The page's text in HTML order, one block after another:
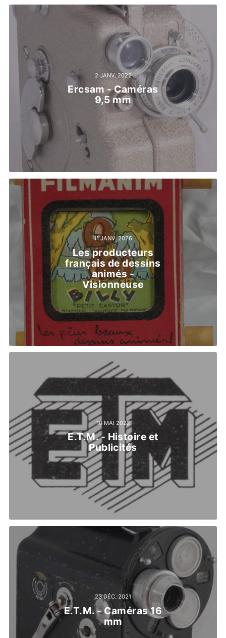
2 JANV. 2022
Ercsam - Caméras
9,5 mm
11 JANV. 2026
Les producteurs
français de dessins
animés -
Visionneuse
10 MAI 2022
E.T.M. - Histoire et
Publicités
23 DÉC. 2021
E.T.M. - Caméras 16
mm